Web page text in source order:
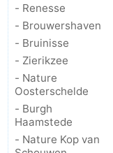
- Renesse
- Brouwershaven
- Bruinisse
- Zierikzee
- Nature
Oosterschelde
- Burgh
Haamstede
- Nature Kop van